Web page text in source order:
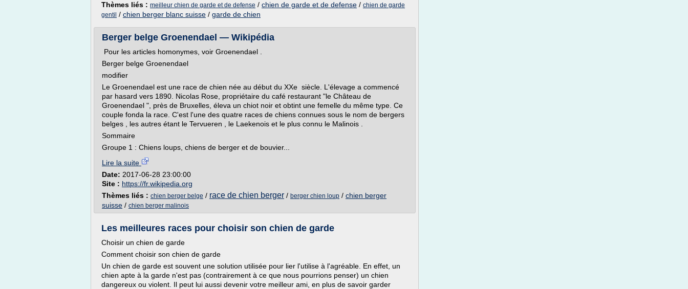
Thèmes liés : meilleur chien de garde et de defense / chien de garde et de defense / chien de garde
gentil / chien berger blanc suisse / garde de chien
Berger belge Groenendael — Wikipédia
Pour les articles homonymes, voir Groenendael .
Berger belge Groenendael
modifier
Le Groenendael est une race de chien née au début du XXe siècle. L'élevage a commencé
par hasard vers 1890. Nicolas Rose, propriétaire du café restaurant "le Château de
Groenendael ", près de Bruxelles, éleva un chiot noir et obtint une femelle du même type. Ce
couple fonda la race. C'est l'une des quatre races de chiens connues sous le nom de bergers
belges , les autres étant le Tervueren , le Laekenois et le plus connu le Malinois .
Sommaire
Groupe 1 : Chiens loups, chiens de berger et de bouvier...
Lire la suite
Date: 2017-06-28 23:00:00
Site : https://fr.wikipedia.org
Thèmes liés : chien berger belge / race de chien berger / berger chien loup / chien berger
suisse / chien berger malinois
Les meilleures races pour choisir son chien de garde
Choisir un chien de garde
Comment choisir son chien de garde
Un chien de garde est souvent une solution utilisée pour lier l'utilise à l'agréable. En effet, un
chien apte à la garde n'est pas (contrairement à ce que nous pourrions penser) un chien
dangereux ou violent. Il peut lui aussi devenir votre meilleur ami, en plus de savoir garder